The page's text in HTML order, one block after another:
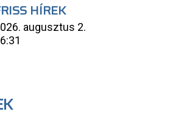
HÍREK
augusztus 2.